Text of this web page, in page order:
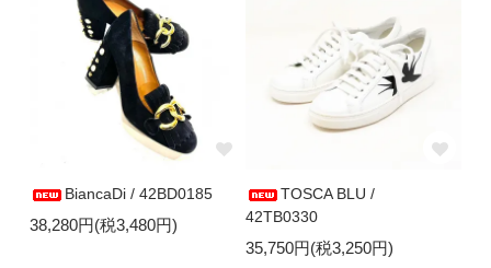
BiancaDi / 42BD0185
38,280円(税3,480円)
TOSCA BLU /
42TB0330
35,750円(税3,250円)